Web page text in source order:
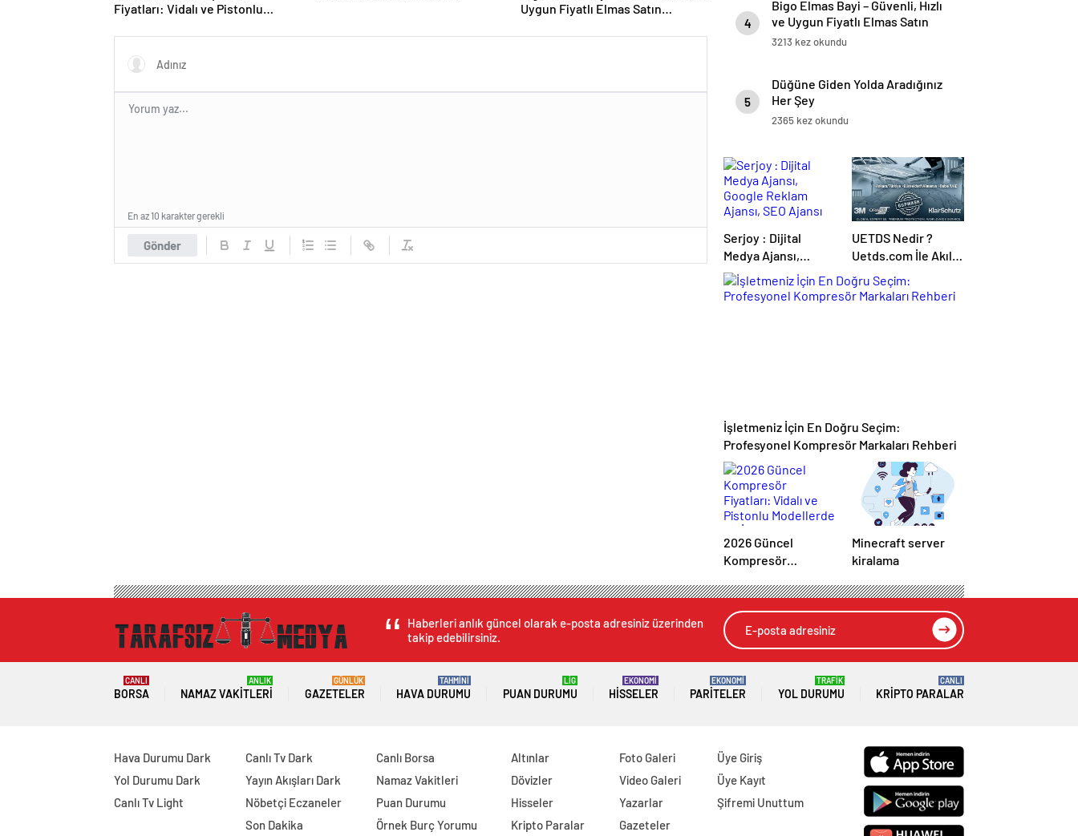
Fiyatları: Vidalı ve Pistonlu
Uygun Fiyatlı Elmas Satın
Gönder
En az 10 karakter gerekli
4
Bigo Elmas Bayi – Güvenli, Hızlı
ve Uygun Fiyatlı Elmas Satın
Almanın Yeni Adresi
3213 kez okundu
5
Düğüne Giden Yolda Aradığınız
Her Şey
2365 kez okundu
Serjoy : Dijital
Medya Ajansı,
Google Reklam
Ajansı, SEO Ajansı
UETDS Nedir ?
Uetds.com İle Akıllı
Dijital Taşımacılık
Yazılımı
İşletmeniz İçin En Doğru Seçim:
Profesyonel Kompresör Markaları Rehberi
2026 Güncel
Kompresör
Pistonlu Modellerde
En İyi Teklifler
Minecraft server
kiralama
Haberleri anlık güncel olarak e-posta adresiniz üzerinden
takip edebilirsiniz.
BORSA
CANLI
NAMAZ VAKITLERI
ANLIK
GAZETELER
GÜNLÜK
HAVA DURUMU
TAHMİNİ
PUAN DURUMU
LİG
HISSELER
EKONOMİ
PARITELER
EKONOMİ
YOL DURUMU
TRAFİK
KRIPTO PARALAR
CANLI
Hava Durumu Dark
Yol Durumu Dark
Canlı Tv Light
Canlı Tv Dark
Yayın Akışları Dark
Nöbetçi Eczaneler
Son Dakika
Canlı Borsa
Namaz Vakitleri
Puan Durumu
Örnek Burç Yorumu
Altınlar
Dövizler
Hisseler
Kripto Paralar
Foto Galeri
Video Galeri
Yazarlar
Gazeteler
Üye Giriş
Üye Kayıt
Şifremi Unuttum